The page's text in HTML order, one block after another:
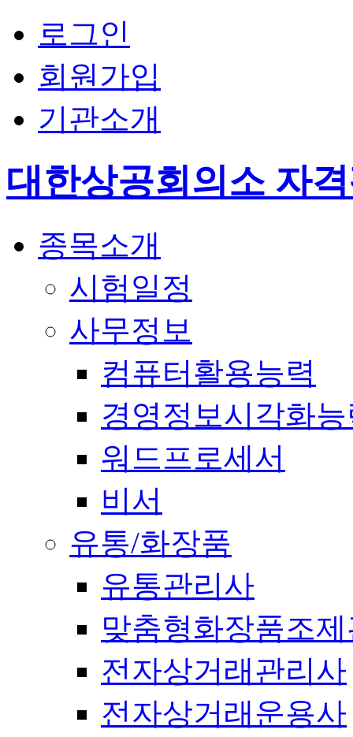
로그인
회원가입
기관소개
대한상공회의소 자
종목소개
시험일정
사무정보
컴퓨터활용능력
경영정보시각화
워드프로세서
비서
유통/화장품
유통관리사
맞춤형화장품조
전자상거래관리사
전자상거래운용사